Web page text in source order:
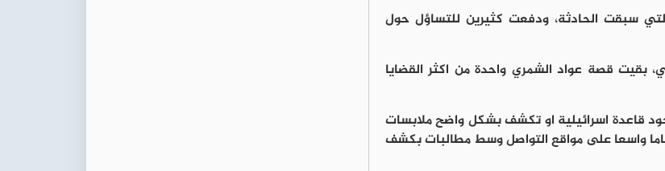
سبقت الحادثة، ودفعت كثيرين للتساؤل حول
بقيت قصة عواد الشمري واحدة من اكثر القضايا
قاعدة اسرائيلية او تكشف بشكل واضح ملابسات
واسعا على مواقع التواصل وسط مطالبات بكشف